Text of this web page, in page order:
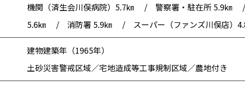
機関（済生会川俣病院）5.7㎞ / 警察署・駐在所 5.9㎞ /
5.6㎞ / 消防署 5.9㎞ / スーパー（ファンズ川俣店）
建物建築年（1965年）
土砂災害警戒区域／宅地造成等工事規制区域／農地付き